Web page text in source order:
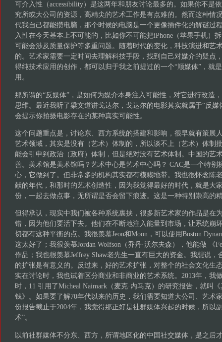
可介入性（accessibility）是这两年和朋友讨论最多的。如果你不是
究所或大公司的资源，高精尖的艺术工作是有点难的。然而这种情
代我自己都能攒电脑，那个时候的电脑是一个更像插件化的解谜过
入性在今天基本上不可能的，比如你不可能把iPhone（苹果手机）
可能会涉及质量保护等多重问题。随着时代的变化，科技演进和艺
的。艺术家需要一定时间去理解科技手段，找到自己对媒介的疑点
得纯技术应用的创作，都可以归于我之前提过的一个“顺媒体”，就
用。
那所谓的“反媒体”，是如何为媒介本身注入可能性，对它进行改造
思维。最近我听了梁文道讲戈达尔，戈达尔的电影其实就属于“反
会提示你拍摄电影存在的某种真实可能性。
这个问题重点是，讨论东、西方系统的搭建和影响，很早就有策展
艺术领域，其实是没有（艺术）体制的，所以谈不上（艺术）体制
能会引申到政治（政府）体制，但是绝对没有艺术体制。中国的艺
善。美术馆是美术馆吗？艺术中心是艺术中心吗？ CAC是一个特别
心，它做到了。但非常多的机构其实都有模糊地带。我也很怀念陈
献的年代，和那时的艺术创造性，因为我觉得最好的时代，就是大
份，一起去做点事，无所谓是否会留下痕迹。这是一种特别崇高的
但得承认，现实中我们被各种系统裹挟，很多新艺术家的作品是在
错，因为他们要活下去。他们在不断地注入能量到市场，让系统崩
切都有这种平衡的点。我很羡慕Jeon和Moon，可以使用Boston
这太好了；我很羡慕Jordan Wolfson（乔丹·沃尔夫森），他能做 《
作品；我也很羡慕Jeffrey Shaw老先生一直有巨大的资金。我想说，
的扩张是有意义的。反过来，好的艺术扩张，对整个的社会文化生
实在讨论时，我也试着区分商业和非商业的艺术系统。2013年，我
时，11 引用了Micheal Naimark（麦克·内马克）的研究报告，就叫
钱》。如果要了解70年代以来的历史，我们需要知道大公司、艺术
份报告截止于2004年，我觉得那正好是社群媒体兴起的时候，所以
术”。
以前社群媒体不分东、西方，所谓地区化的中国社交媒体，是之后